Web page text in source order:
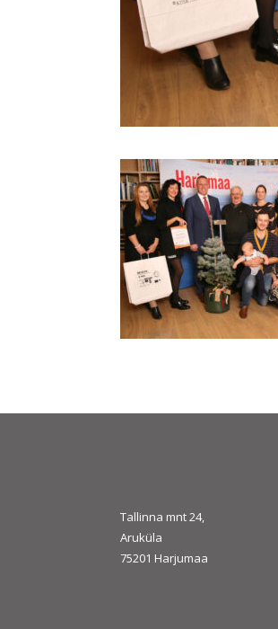
Tallinna mnt 24,
Aruküla
75201 Harjumaa